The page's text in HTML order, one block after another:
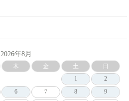
2026年8月
木 金 土
日
1
2
6 7 8 9